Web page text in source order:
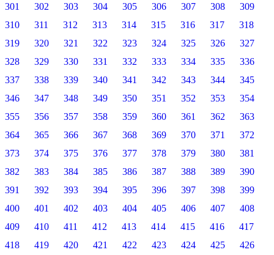
301
302 303 304 305 306 307 308
309
310
311 312 313 314 315 316 317
318
319
320 321 322 323 324 325 326
327
328
329 330 331 332 333 334 335
336
337
338 339 340 341 342 343 344
345
346
347 348 349 350 351 352 353
354
355
356 357 358 359 360 361 362
363
364
365 366 367 368 369 370 371
372
373
374 375 376 377 378 379 380
381
382
383 384 385 386 387 388 389
390
391
392 393 394 395 396 397 398
399
400
401 402 403 404 405 406 407
408
409
410 411 412 413 414 415 416
417
418
419 420 421 422 423 424 425
426